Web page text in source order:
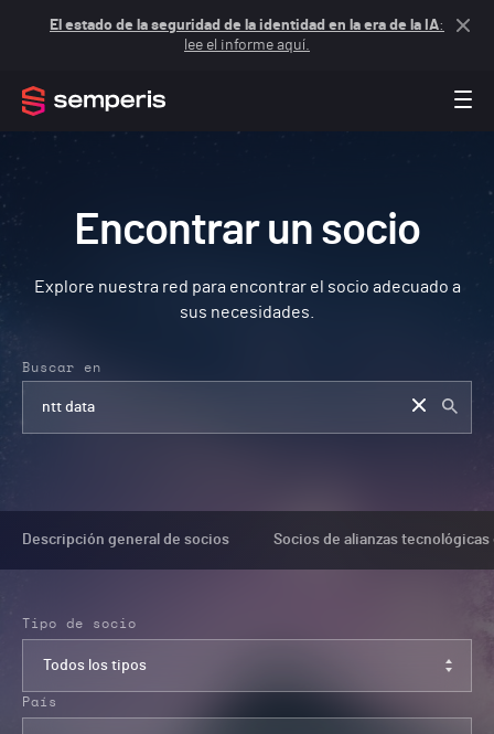
El estado de la seguridad de la identidad en la era de la IA:
lee el informe aquí.
Encontrar un socio
Explore nuestra red para encontrar el socio adecuado a
sus necesidades.
Buscar en
Descripción general de socios Socios de alianzas
Tipo de socio
Todos los tipos
País